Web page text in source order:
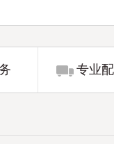
专业